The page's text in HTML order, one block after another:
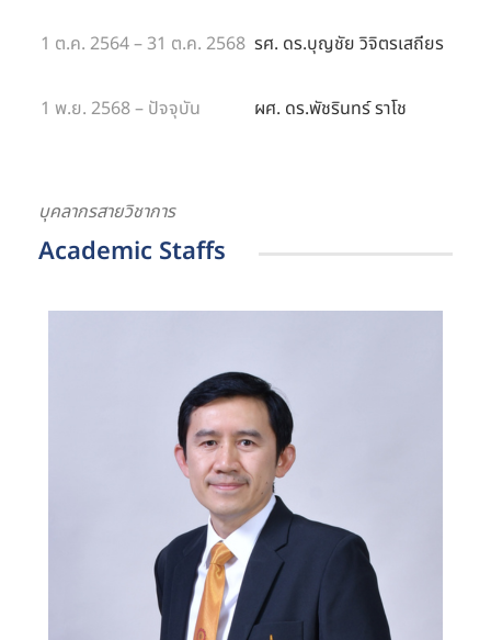
1 ต.ค. 2564 – 31 ต.ค. 2568 รศ. ดร.บุญชัย วิจิตรเสถียร
1 พ.ย. 2568 – ปัจจุบัน ผศ. ดร.พัชรินทร์ ราโช
บุคลากรสายวิชาการ
Academic Staffs